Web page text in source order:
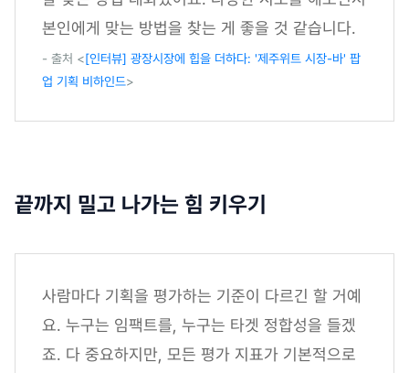
본인에게 맞는 방법을 찾는 게 좋을 것 같습니다.
- 출처 <[인터뷰] 광장시장에 힙을 더하다: '제주위트 시장-바' 팝
업 기획 비하인드>
끝까지 밀고 나가는 힘 키우기
사람마다 기획을 평가하는 기준이 다르긴 할 거예
요. 누구는 임팩트를, 누구는 타겟 정합성을 들겠
죠. 다 중요하지만, 모든 평가 지표가 기본적으로